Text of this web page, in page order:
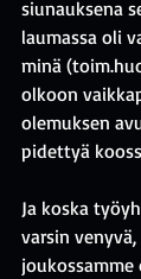
siunauksena
laumassa oli
minä
olkoon
olemuksen
pidettyä
Ja koska
varsin